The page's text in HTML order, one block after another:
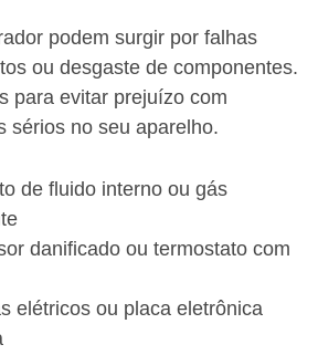
podem surgir por falhas
ou desgaste de componentes.
para evitar prejuízo com
sérios no seu aparelho.
de fluido interno ou gás
danificado ou termostato com
elétricos ou placa eletrônica